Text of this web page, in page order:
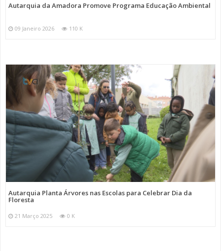
Autarquia da Amadora Promove Programa Educação Ambiental
09 Janeiro 2026 110 K
Autarquia Planta Árvores nas Escolas para Celebrar Dia da
Floresta
21 Março 2025 0 K